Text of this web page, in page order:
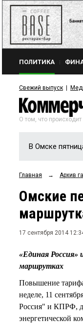
ПОЛИТИКА
Свежий выпуск
О том, что
В Омске
Главная → Архив
Омские
17 сентября 2014
«Единая Россия»
маршрутках
Повышение
неделе, 11
Россия" и КПРФ,
энергетической